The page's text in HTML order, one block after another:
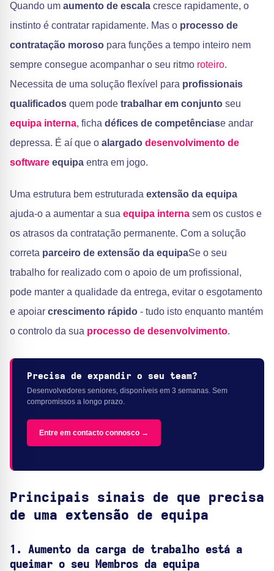
Quando um aumento de escala cresce rapidamente, o
instinto é contratar rapidamente. Mas o processo de
contratação moroso para funções a tempo inteiro nem
sempre consegue acompanhar o seu ritmo roteiro.
Necessita de uma solução flexível para profissionais
qualificados quem pode trabalhar em conjunto seu
equipa interna, ficha défices de competênciase andar
depressa. É aí que o alargado desenvolvimento de
software equipa entra em jogo.
Uma estrutura bem estruturada extensão da equipa
ajuda-o a aumentar a sua equipa interna sem os custos e
os atrasos da contratação permanente. Com a solução
correta parceiro de extensão da equipaSe o seu
trabalho for realizado com o apoio de um profissional,
pode manter a qualidade da entrega, evitar o esgotamento
e apoiar crescimento rápido - tudo isto enquanto mantém
o controlo da sua processo de desenvolvimento.
Precisa de expandir o seu team?
Desenvolvedores seniores, disponíveis em 3 semanas. Sem
compromissos a longo prazo.
Entre em contacto connosco →
Principais sinais de que precisa
de uma extensão de equipa
1. Aumento da carga de trabalho está a
queimar o seu
Membros da equipa